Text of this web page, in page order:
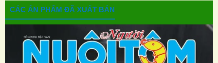
CÁC ẤN PHẨM ĐÃ XUẤT BẢN